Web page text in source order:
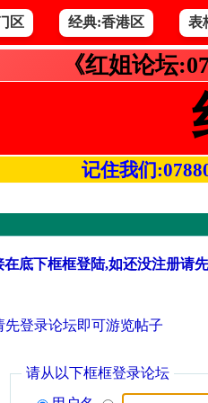
区 经典:香港区 表
《红姐论坛
记住我们
底下框框登陆,如还没注册请
先登录论坛即可游览帖子
请从以下框框登录论坛